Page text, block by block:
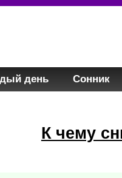
день Сонник
К чему